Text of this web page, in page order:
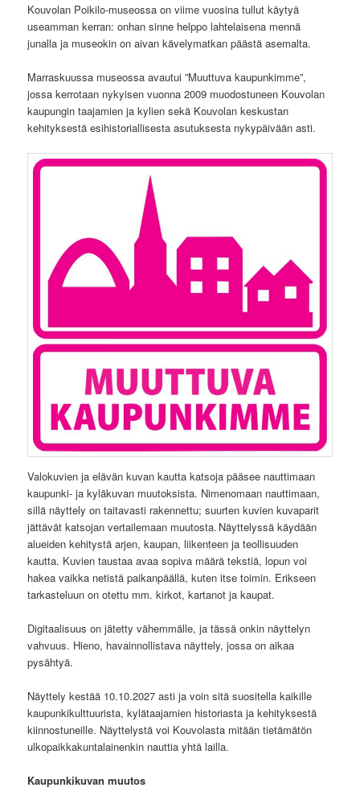
Kouvolan Poikilo-museossa on viime vuosina tullut käytyä
useamman kerran: onhan sinne helppo lahtelaisena mennä
junalla ja museokin on aivan kävelymatkan päästä asemalta.
Marraskuussa museossa avautui ”Muuttuva kaupunkimme”,
jossa kerrotaan nykyisen vuonna 2009 muodostuneen Kouvolan
kaupungin taajamien ja kylien sekä Kouvolan keskustan
kehityksestä esihistoriallisesta asutuksesta nykypäivään asti.
Valokuvien ja elävän kuvan kautta katsoja pääsee nauttimaan
kaupunki- ja kyläkuvan muutoksista. Nimenomaan nauttimaan,
sillä näyttely on taitavasti rakennettu; suurten kuvien kuvaparit
jättävät katsojan vertailemaan muutosta. Näyttelyssä käydään
alueiden kehitystä arjen, kaupan, liikenteen ja teollisuuden
kautta. Kuvien taustaa avaa sopiva määrä tekstiä, lopun voi
hakea vaikka netistä paikanpäällä, kuten itse toimin. Erikseen
tarkasteluun on otettu mm. kirkot, kartanot ja kaupat.
Digitaalisuus on jätetty vähemmälle, ja tässä onkin näyttelyn
vahvuus. Hieno, havainnollistava näyttely, jossa on aikaa
pysähtyä.
Näyttely kestää 10.10.2027 asti ja voin sitä suositella kaikille
kaupunkikulttuurista, kylätaajamien historiasta ja kehityksestä
kiinnostuneille. Näyttelystä voi Kouvolasta mitään tietämätön
ulkopaikkakuntalainenkin nauttia yhtä lailla.
Kaupunkikuvan muutos